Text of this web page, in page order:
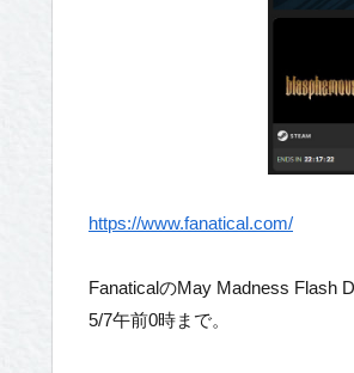
https://www.fanatical.com/
FanaticalのMay Madness Flash
5/7午前0時まで。